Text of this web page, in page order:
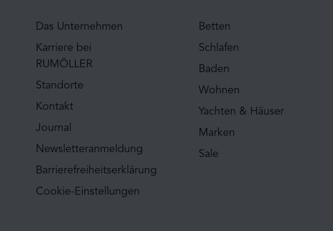
Das Unternehmen
Karriere bei
RUMÖLLER
Standorte
Kontakt
Journal
Newsletteranmeldung
Barrierefreiheitserklärung
Cookie-Einstellungen
Betten
Schlafen
Baden
Wohnen
Yachten & Häuser
Marken
Sale